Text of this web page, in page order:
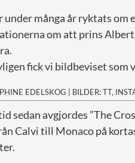
under många år ryktats
om att prins
fick vi bildbeviset som
EDELSKOG | BILDER: TT,
sedan avgjordes ”The
Calvi till Monaco på